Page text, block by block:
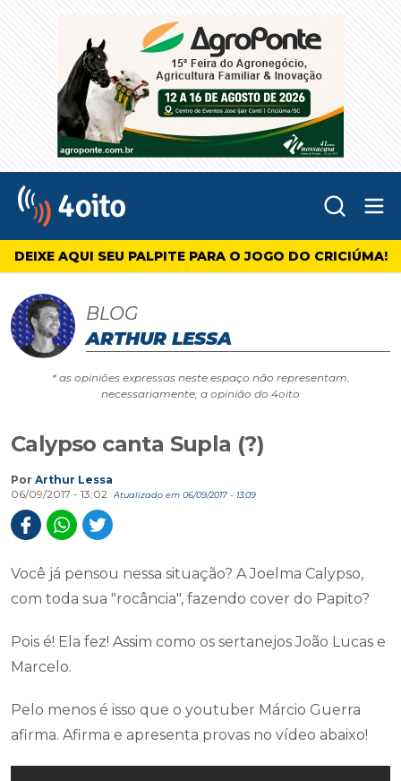
4oito
DEIXE AQUI SEU PALPITE PARA O JOGO DO CRICIÚMA!
BLOG
ARTHUR LESSA
* as opiniões expressas neste espaço não representam,
necessariamente, a opinião do 4oito
Calypso canta Supla (?)
Por Arthur Lessa
06/09/2017 - 13:02
Atualizado em 06/09/2017 - 13:09
Você já pensou nessa situação? A Joelma Calypso,
com toda sua "rocância", fazendo cover do Papito?
Pois é! Ela fez! Assim como os sertanejos João Lucas e
Marcelo.
Pelo menos é isso que o youtuber Márcio Guerra
afirma. Afirma e apresenta provas no vídeo abaixo!